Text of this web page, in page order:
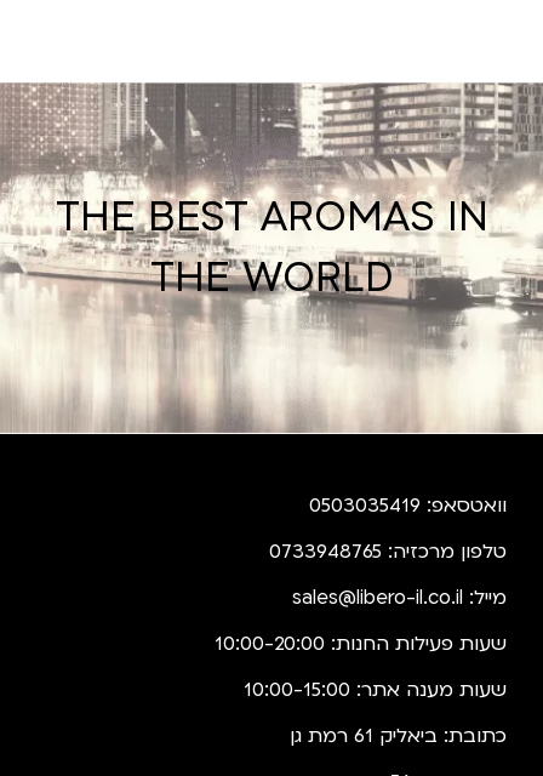
THE BEST AROMAS IN
THE WORLD
וואטסאפ: 0503035419
טלפון מרכזיה: 0733948765
מייל: sales@libero-il.co.il
שעות פעילות החנות: 10:00-20:00
שעות מענה אתר: 10:00-15:00
כתובת: ביאליק 61 רמת גן